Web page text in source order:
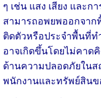
ๆ เช่น แสง เสียง และก
สามารถอพยพออกจาก
ติดตัวหรือประจำพื้นที่ท
อาจเกิดขึ้นโดยไม่คาด
ด้านความปลอดภัยในส
พนักงานและทรัพย์สินข